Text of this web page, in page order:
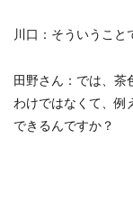
川口： そういうこと
田野さん： では、茶
わけではなくて、例
できるんですか？